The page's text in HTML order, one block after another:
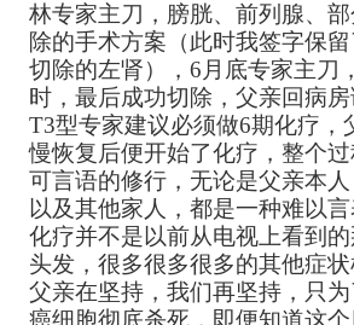
林专家主刀，膀胱、前列腺、
除的手术方案（此时我签字保
切除的左肾），6月底专家主刀
时，最后成功切除，父亲回病
T3型专家建议必须做6期化疗，
慢恢复后便开始了化疗，整个
可言语的修行，无论是父亲本
以及其他家人，都是一种难以言
化疗并不是以前从电视上看到
头发，很多很多很多的其他症状
父亲在坚持，我们再坚持，只
癌细胞彻底杀死，即便知道这